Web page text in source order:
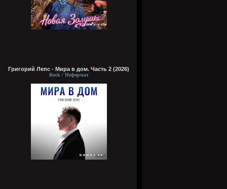
Григорий Лепс - Мира в дом. Часть 2 (2026)
Rock / Неформат